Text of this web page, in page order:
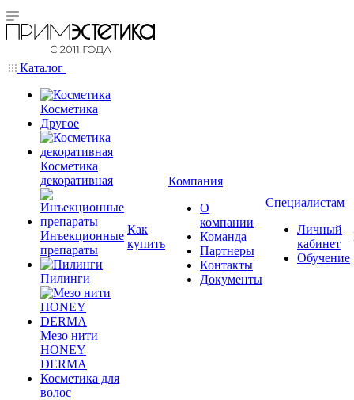
Каталог
Косметика
Другое
Косметика
декоративная
Инъекционные
препараты
Пилинги
Мезо нити
HONEY
DERMA
Косметика для
волос
Как
купить
Компания
О
компании
Команда
Партнеры
Контакты
Документы
Специалистам
Личный
кабинет
Обучение